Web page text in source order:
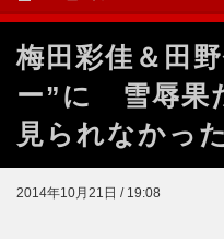
梅田彩佳＆田
ー”に 雪辱果
見られなかっ
2014年10月21日 / 19:08